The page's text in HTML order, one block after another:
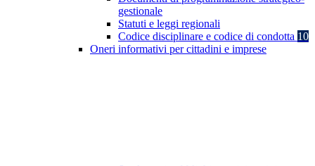
gestionale
Statuti e leggi regionali
Codice disciplinare e codice di condotta 10
Oneri informativi per cittadini e imprese